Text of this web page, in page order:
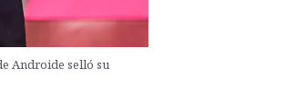
Androide selló su